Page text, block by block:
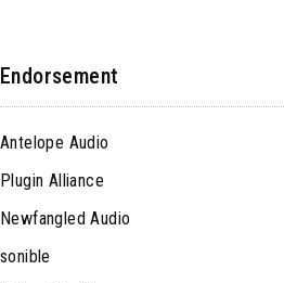
Endorsement
Antelope Audio
Plugin Alliance
Newfangled Audio
sonible